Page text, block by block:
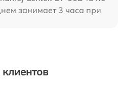
занимает 3 часа при